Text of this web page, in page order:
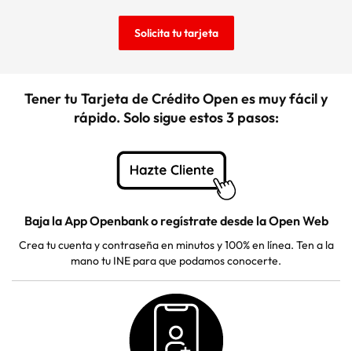
Solicita tu tarjeta
Tener tu Tarjeta de Crédito Open es muy fácil y
rápido. Solo sigue estos 3 pasos:
Baja la App Openbank o regístrate desde la Open Web
Crea tu cuenta y contraseña en minutos y 100% en línea. Ten a la
mano tu INE para que podamos conocerte.